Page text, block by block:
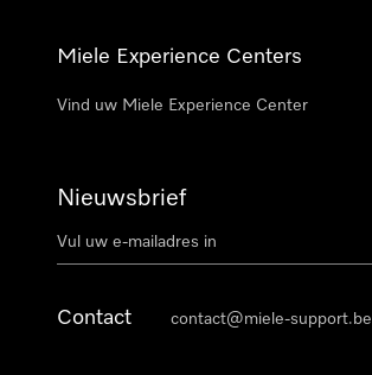
Miele Experience Centers
Vind uw Miele Experience Center
Nieuwsbrief
Contact contact@miele-support.be